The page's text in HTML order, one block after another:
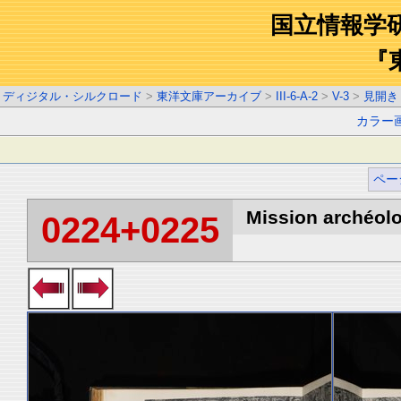
国立情報学
『
ディジタル・シルクロード > 東洋文庫アーカイブ > III-6-A-2 > V-3 > 見開き
カラー
ペー
0224+0225 Mission